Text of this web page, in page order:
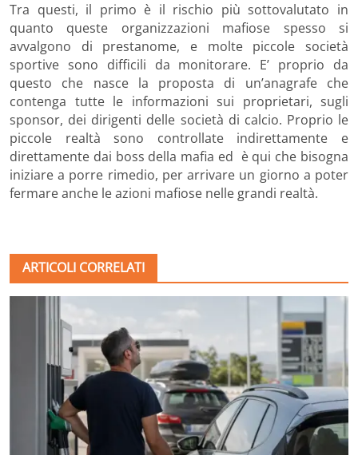
Tra questi, il primo è il rischio più sottovalutato in
quanto queste organizzazioni mafiose spesso si
avvalgono di prestanome, e molte piccole società
sportive sono difficili da monitorare. E’ proprio da
questo che nasce la proposta di un’anagrafe che
contenga tutte le informazioni sui proprietari, sugli
sponsor, dei dirigenti delle società di calcio. Proprio le
piccole realtà sono controllate indirettamente e
direttamente dai boss della mafia ed è qui che bisogna
iniziare a porre rimedio, per arrivare un giorno a poter
fermare anche le azioni mafiose nelle grandi realtà.
ARTICOLI CORRELATI